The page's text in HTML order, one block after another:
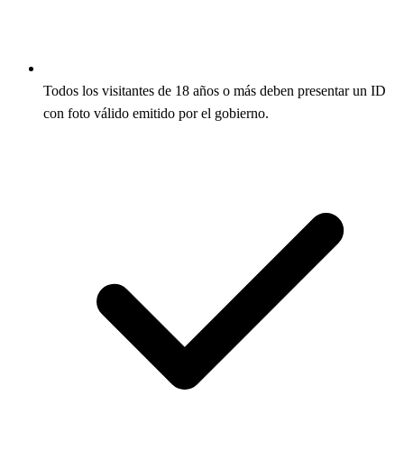
Todos los visitantes de 18 años o más deben presentar un ID
con foto válido emitido por el gobierno.